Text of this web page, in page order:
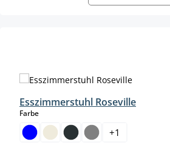
Esszimmerstuhl Roseville
Farbeauswählen
+1